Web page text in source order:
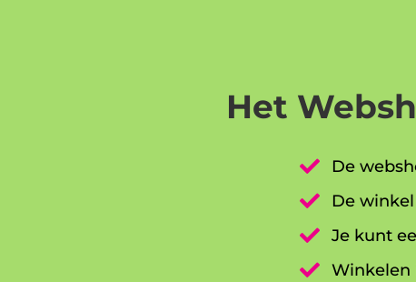
Het

De

De
 Je kunt
 Winkelen